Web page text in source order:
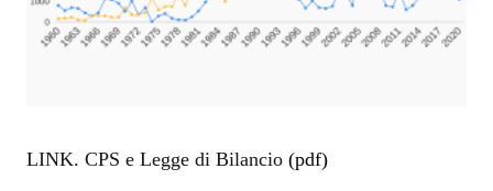
LINK. CPS e Legge di Bilancio (pdf)